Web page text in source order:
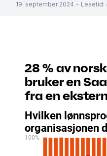
19. september 2024 - Lesetid:
28 % av
bruker en
fra en